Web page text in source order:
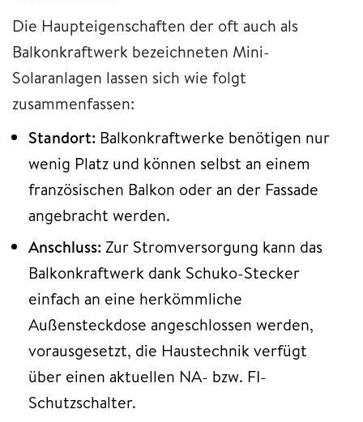
Die Haupteigenschaften der oft auch als
Balkonkraftwerk bezeichneten Mini-
Solaranlagen lassen sich wie folgt
zusammenfassen:
Standort: Balkonkraftwerke benötigen nur
wenig Platz und können selbst an einem
französischen Balkon oder an der Fassade
angebracht werden.
Anschluss: Zur Stromversorgung kann das
Balkonkraftwerk dank Schuko-Stecker
einfach an eine herkömmliche
Außensteckdose angeschlossen werden,
vorausgesetzt, die Haustechnik verfügt
über einen aktuellen NA- bzw. FI-
Schutzschalter.